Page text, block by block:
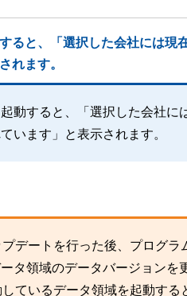
ると、「選択した会社には
れます。
動すると、「選択した会社
います」と表示されます。
プデートを行った後、プログ
タ領域のデータバージョンを
しているデータ領域を起動する